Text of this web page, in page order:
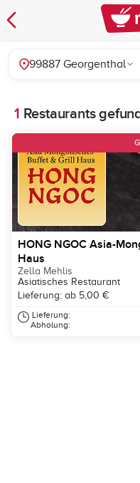
99887 Georgenthal
1 Restaurants
HONG NGOC Asia-
Haus
Zella Mehlis
Asiatisches Restaurant
Lieferung: ab 5,00 €
Lieferung:
Abholung: